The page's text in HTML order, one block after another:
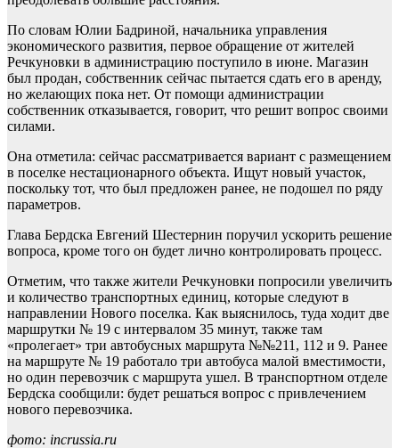
По словам Юлии Бадриной, начальника управления
экономического развития, первое обращение от жителей
Речкуновки в администрацию поступило в июне. Магазин
был продан, собственник сейчас пытается сдать его в аренду,
но желающих пока нет. От помощи администрации
собственник отказывается, говорит, что решит вопрос своими
силами.
Она отметила: сейчас рассматривается вариант с размещением
в поселке нестационарного объекта. Ищут новый участок,
поскольку тот, что был предложен ранее, не подошел по ряду
параметров.
Глава Бердска Евгений Шестернин поручил ускорить решение
вопроса, кроме того он будет лично контролировать процесс.
Отметим, что также жители Речкуновки попросили увеличить
и количество транспортных единиц, которые следуют в
направлении Нового поселка. Как выяснилось, туда ходит две
маршрутки № 19 с интервалом 35 минут, также там
«пролегает» три автобусных маршрута №№211, 112 и 9. Ранее
на маршруте № 19 работало три автобуса малой вместимости,
но один перевозчик с маршрута ушел. В транспортном отделе
Бердска сообщили: будет решаться вопрос с привлечением
нового перевозчика.
фото: incrussia.ru